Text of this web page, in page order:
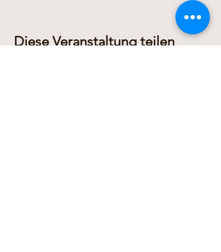
Diese Veranstaltung teilen